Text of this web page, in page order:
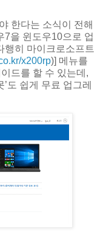
한다는 소식이 전해
7을 윈도우10으로 업
행히 마이크로소프트
x200rp)] 메뉴를
드를 할 수 있는데,
도 쉽게 무료 업그레